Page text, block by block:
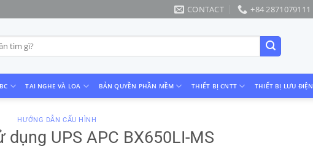
CONTACT +84 2871079111
TAI NGHE VÀ LOA BẢN QUYỀN PHẦN MỀM THIẾT BỊ CNTT THIẾT BỊ LƯU ĐIỆN
HƯỚNG DẪN CẤU HÌNH
dụng UPS APC BX650LI-MS